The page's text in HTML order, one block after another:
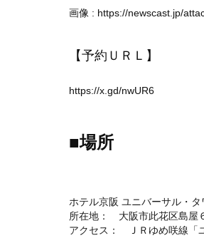
画像 : https://newscast.jp/
【予約ＵＲＬ】
https://x.gd/nwUR6
■場所
ホテル京阪 ユニバーサル・タ
所在地： 大阪市此花区島屋
アクセス： ＪＲゆめ咲線「